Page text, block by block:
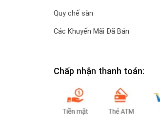
Quy chế sàn
Các Khuyến Mãi Đã Bán
Chấp nhận thanh toán: